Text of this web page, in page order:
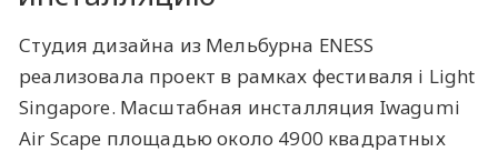
Студия дизайна из Мельбурна ENESS
реализовала проект в рамках фестиваля i Light
Singapore. Масштабная инсталляция Iwagumi
Air Scape площадью около 4900 квадратных